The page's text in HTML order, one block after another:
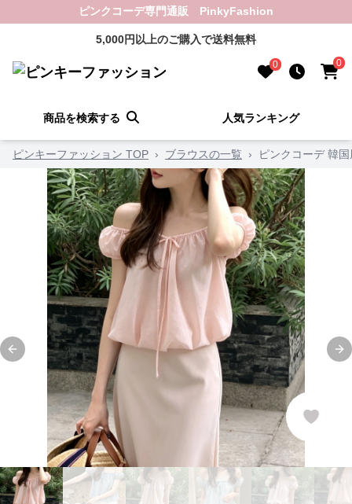
ピンクコーデ専門通販 PinkyFashion
5,000円以上のご購入で送料無料
0 0
商品を検索する 人気ランキング
ピンキーファッション TOP › ブラウスの一覧 › ピンクコーデ 韓
Previous slide